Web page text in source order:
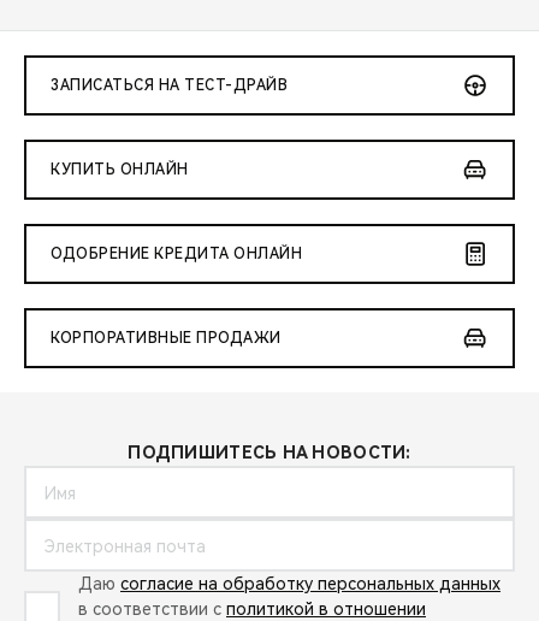
ЗАПИСАТЬСЯ НА ТЕСТ-ДРАЙВ
КУПИТЬ ОНЛАЙН
ОДОБРЕНИЕ КРЕДИТА ОНЛАЙН
КОРПОРАТИВНЫЕ ПРОДАЖИ
ПОДПИШИТЕСЬ НА НОВОСТИ:
Даю согласие на обработку персональных данных
в соответствии с политикой в отношении